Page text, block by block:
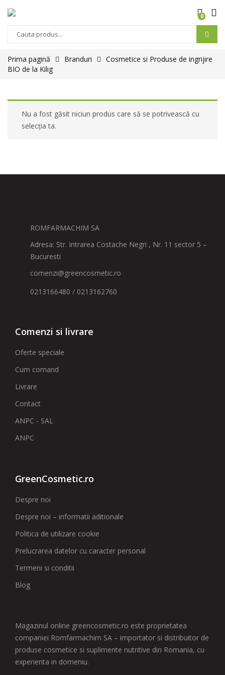
0
Prima pagină Branduri
Cosmetice si Produse de ingrijire
BIO de la Kilig
Nu a fost găsit niciun produs care să se potrivească cu
selecția ta.
ROMFARMACHIM SA
Adresa: Str. Intrarea Costache Negri , Nr. 11 sector 5 –
Bucuresti
comenzi@greencosmetic.ro
0213166480 / 0213162760
Comenzi si livrare
Oferte speciale
Cum comand
Livrare
Contact
ANPC - SAL
ANPC
GreenCosmetic.ro
Despre noi
Despre noi – informatii aditionale
Politica de utilizare cookie
Prelucrarea datelor cu caracter personal
Termeni si conditii
Blog
Magazinul online greencosmetic.ro este proprietatea
companiei Romfarmachim SA – importator si distribuitor de
produse cosmetice si suplimente nutritive din Romania, cu
experienta in domeniu.